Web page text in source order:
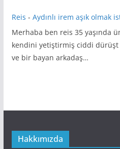
Reis - Aydınlı irem aşık olmak
Merhaba ben reis 35 yaşında
kendini yetiştirmiş ciddi dürüşt
ve bir bayan arkadaş…
Hakkımızda